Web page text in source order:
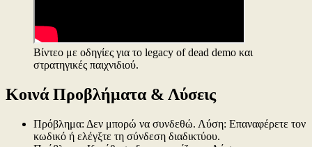
Βίντεο με οδηγίες για το legacy of dead demo και
στρατηγικές παιχνιδιού.
Κοινά Προβλήματα & Λύσεις
Πρόβλημα: Δεν μπορώ να συνδεθώ. Λύση: Επαναφέρετε τον
κωδικό ή ελέγξτε τη σύνδεση διαδικτύου.